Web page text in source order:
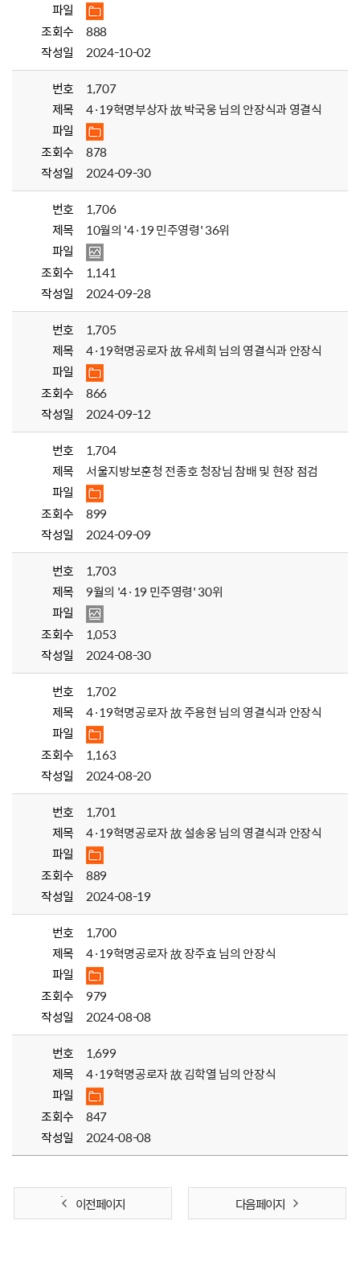
파일
조회수
888
작성일
2024-10-02
번호
1,707
제목
4·19혁명부상자 故 박국웅 님의 안장식과 영결식
파일
조회수
878
작성일
2024-09-30
번호
1,706
제목
10월의 '4·19 민주영령' 36위
파일
조회수
1,141
작성일
2024-09-28
번호
1,705
제목
4·19혁명공로자 故 유세희 님의 영결식과 안장식
파일
조회수
866
작성일
2024-09-12
번호
1,704
제목
서울지방보훈청 전종호 청장님 참배 및 현장 점검
파일
조회수
899
작성일
2024-09-09
번호
1,703
제목
9월의 '4·19 민주영령' 30위
파일
조회수
1,053
작성일
2024-08-30
번호
1,702
제목
4·19혁명공로자 故 주용현 님의 영결식과 안장식
파일
조회수
1,163
작성일
2024-08-20
번호
1,701
제목
4·19혁명공로자 故 설송웅 님의 영결식과 안장식
파일
조회수
889
작성일
2024-08-19
번호
1,700
제목
4·19혁명공로자 故 장주효 님의 안장식
파일
조회수
979
작성일
2024-08-08
번호
1,699
제목
4·19혁명공로자 故 김학열 님의 안장식
파일
조회수
847
작성일
2024-08-08
이전 페이지 다음 페이지